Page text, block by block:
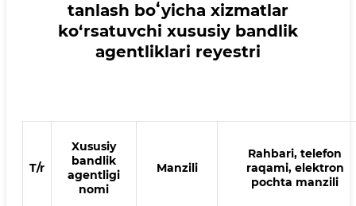
tanlash boʻyicha xizmatlar
ko‘rsatuvchi xususiy bandlik
agentliklari reyestri
T/r
Xususiy
bandlik
agentligi
nomi
Manzili
Rahbari, telefon
raqami, elektron
pochta manzili